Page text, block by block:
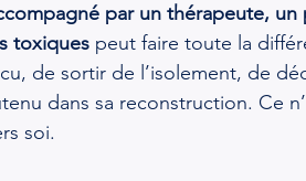
par un thérapeute,
toxiques peut faire toute la
de sortir de l’isolement, de
dans sa reconstruction. Ce
soi.